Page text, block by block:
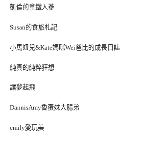
凱倫的拿鐵人蔘
Susan的食旅札記
小馬妞兒&Kate媽咪Wei爸比的成長日誌
純真的純粹狂想
讓夢起飛
DannisAmy魯蛋妹大腸弟
emily愛玩美